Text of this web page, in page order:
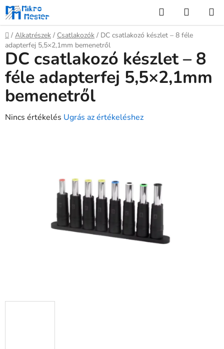
Ugrás
fő
tartalomhoz
KeresésKOSÁR
Kezdőlap
/ Alkatrészek / Csatlakozók / DC csatlakozó készlet – 8 féle
adapterfej 5,5×2,1mm bemenetről
DC csatlakozó készlet – 8
féle adapterfej 5,5×2,1mm
bemenetről
A
Nincs értékelés Ugrás az értékeléshez